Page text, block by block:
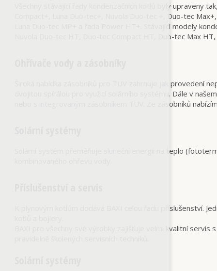
Všechny stávající řady kondenzačních kotlů byly upraveny
Compact+, Luna Duo-tec+, Nuvola Duo-tec +, Duo-tec
Luna Duo-tec MP+ a řada Power HT+. Stávající modely
Nuvola Duo-tec HT, Duo-tec Compact HT, Duo-tec Max
Široká nabídka zásobníků pro TUV zahrnuje jak provedení
dvojitou spirálou pro využití solárního systému. Dále v
nebo s integrovaným zásobníkem TUV. Ze zásobníků
Solární systém přeměňuje sluneční energii na teplo
K plynovým kotlům dodává BAXI celou řadu příslušenství.
BAXI pro všechny své výrobky zajišťuje velmi kvalitní